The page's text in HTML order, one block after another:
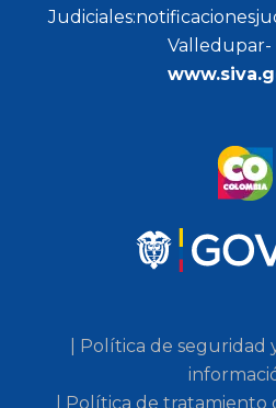
Valledupar-
| Política de seguridad
| Política de tratamiento